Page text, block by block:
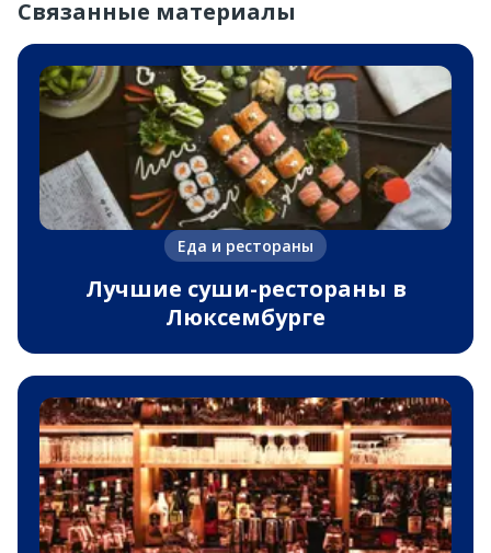
Связанные материалы
Еда и рестораны
Лучшие суши-рестораны в
Люксембурге